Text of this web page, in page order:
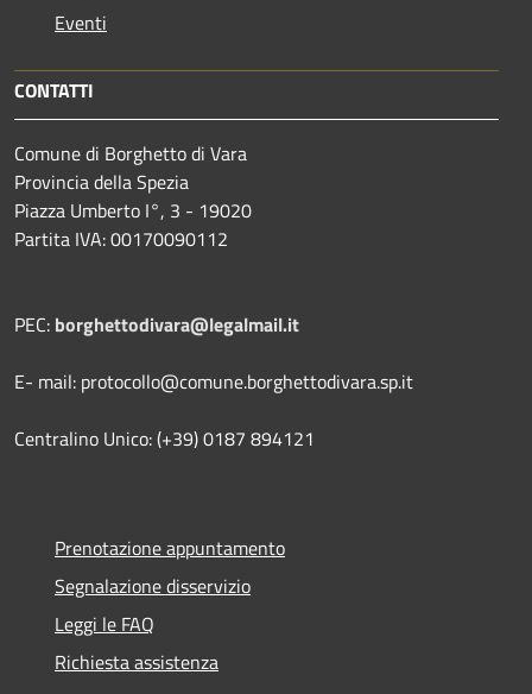
Eventi
CONTATTI
Comune di Borghetto di Vara
Provincia della Spezia
Piazza Umberto I°, 3 - 19020
Partita IVA: 00170090112
PEC: borghettodivara@legalmail.it
E- mail: protocollo@comune.borghettodivara.sp.it
Centralino Unico: (+39) 0187 894121
Prenotazione appuntamento
Segnalazione disservizio
Leggi le FAQ
Richiesta assistenza